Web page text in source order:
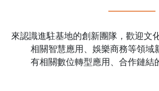
來認識進駐基地的創新團隊，歡迎文
相關智慧應用、娛樂商務等領域
有相關數位轉型應用、合作鏈結